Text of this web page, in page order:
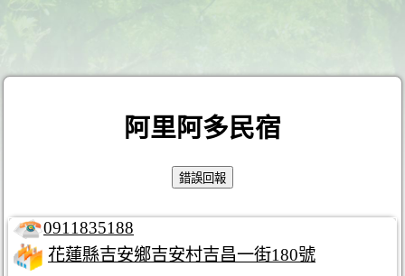
阿里阿多民宿
0911835188
花蓮縣吉安鄉吉安村吉昌一街180號